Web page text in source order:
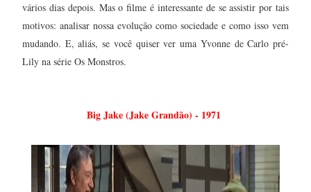
vários dias depois. Mas o filme é interessante de se assistir por tais
motivos: analisar nossa evolução como sociedade e como isso vem
mudando. E, aliás, se você quiser ver uma Yvonne de Carlo pré-
Lily na série Os Monstros.
Big Jake (Jake Grandão) - 1971